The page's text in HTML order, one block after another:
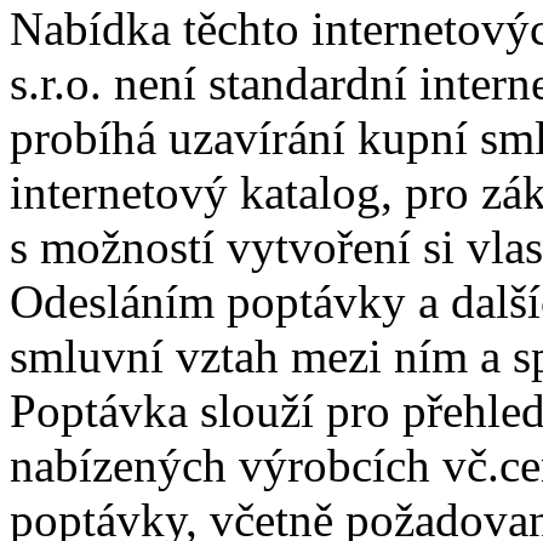
Nabídka těchto
s.r.o. není standardní
probíhá uzavírání kupní
internetový katalog, pro
s možností vytvoření si
Odesláním poptávky a
smluvní vztah mezi ním a
Poptávka slouží pro
nabízených výrobcích
poptávky, včetně